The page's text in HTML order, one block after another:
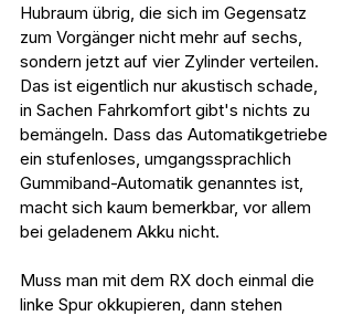
Hubraum übrig, die sich im Gegensatz
zum Vorgänger nicht mehr auf sechs,
sondern jetzt auf vier Zylinder verteilen.
Das ist eigentlich nur akustisch schade,
in Sachen Fahrkomfort gibt's nichts zu
bemängeln. Dass das Automatikgetriebe
ein stufenloses, umgangssprachlich
Gummiband-Automatik genanntes ist,
macht sich kaum bemerkbar, vor allem
bei geladenem Akku nicht.
Muss man mit dem RX doch einmal die
linke Spur okkupieren, dann stehen